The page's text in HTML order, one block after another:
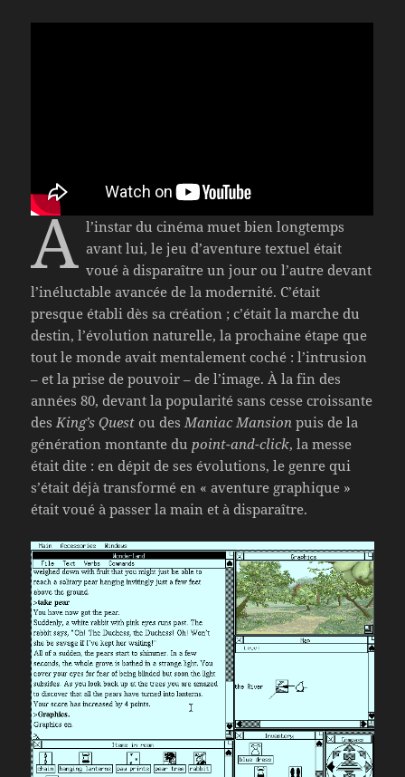
À l’instar du cinéma muet bien longtemps
avant lui, le jeu d’aventure textuel était
voué à disparaître un jour ou l’autre devant
l’inéluctable avancée de la modernité. C’était
presque établi dès sa création ; c’était la marche du
destin, l’évolution naturelle, la prochaine étape que
tout le monde avait mentalement coché : l’intrusion
– et la prise de pouvoir – de l’image. À la fin des
années 80, devant la popularité sans cesse croissante
desKing’s Quest ou desManiac Mansion puis de la
génération montante dupoint-and-click, la messe
était dite : en dépit de ses évolutions, le genre qui
s’était déjà transformé en « aventure graphique »
était voué à passer la main et à disparaître.